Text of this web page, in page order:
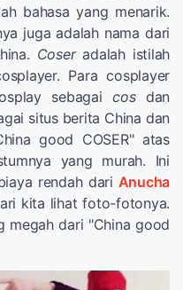
bahasa yang menarik.
juga adalah nama dari
Coseradalah istilah
Para cosplayer
sebagai cosdan
situs berita China dan
good COSER" atas
yang murah. Ini
rendah dari Anucha
kita lihat foto-fotonya.
megah dari "China good